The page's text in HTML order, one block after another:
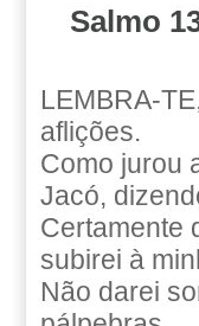
Salmo
LEMBRA-
aflições.
Como jurou
Jacó,
Certamente
subirei à
Não darei